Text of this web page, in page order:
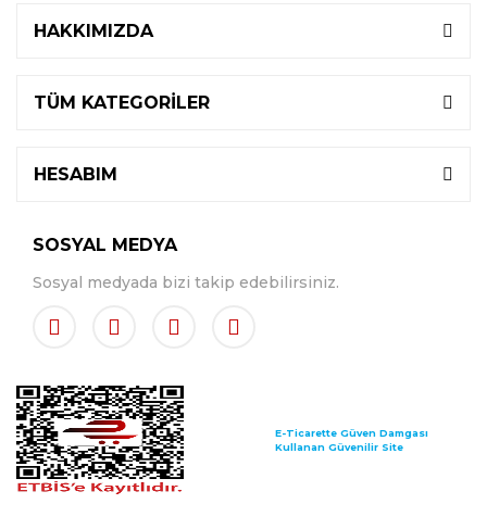
HAKKIMIZDA
TÜM KATEGORİLER
HESABIM
SOSYAL MEDYA
Sosyal medyada bizi takip edebilirsiniz.
E-Ticarette Güven Damgası
Kullanan Güvenilir Site